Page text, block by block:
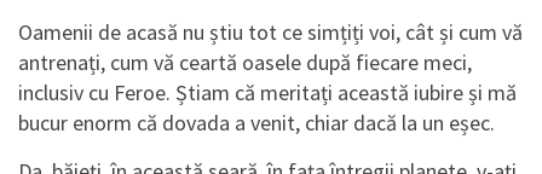
Oamenii de acasă nu știu tot ce simțiți voi, cât și cum vă
antrenați, cum vă ceartă oasele după fiecare meci,
inclusiv cu Feroe. Știam că meritați această iubire și mă
bucur enorm că dovada a venit, chiar dacă la un eșec.